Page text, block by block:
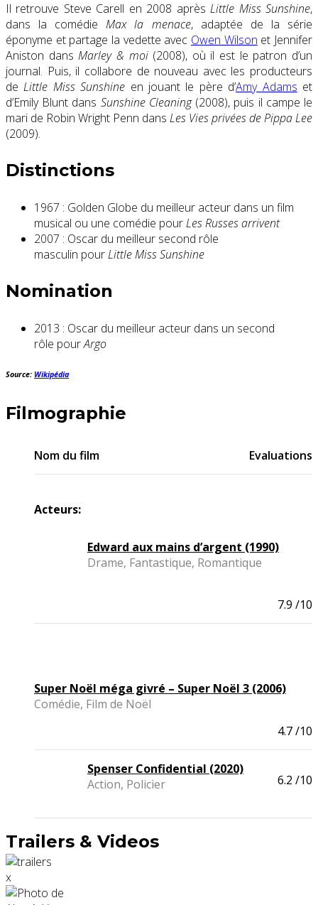
Il retrouve Steve Carell en 2008 aprèsLittle Miss Sunshine,
dans la comédieMax la menace, adaptée de la série
éponyme et partage la vedette avec Owen Wilson et Jennifer
Aniston dansMarley & moi (2008), où il est le patron d’un
journal. Puis, il collabore de nouveau avec les producteurs
deLittle Miss Sunshine en jouant le père d’Amy Adams et
d’Emily Blunt dans Sunshine Cleaning (2008), puis il campe le
mari de Robin Wright Penn dans Les Vies privées de Pippa Lee
(2009).
Distinctions
1967 : Golden Globe du meilleur acteur dans un film
musical ou une comédie pourLes Russes arrivent
2007 : Oscar du meilleur second rôle
masculin pourLittle Miss Sunshine
Nomination
2013 : Oscar du meilleur acteur dans un second
rôle pourArgo
Source: Wikipédia
Filmographie
Nom du film Evaluations
Acteurs:
Edward aux mains d’argent (1990)
Drame, Fantastique, Romantique
7.9 /10
Super Noël méga givré – Super Noël 3 (2006)
Comédie, Film de Noël
4.7/10
Spenser Confidential (2020)
Action, Policier
6.2 /10
Trailers & Videos
x